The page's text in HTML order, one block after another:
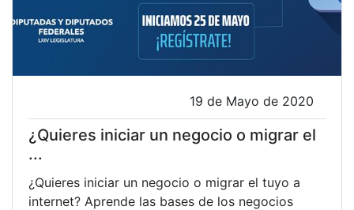
19 de Mayo de 2020
¿Quieres iniciar un negocio o migrar el
...
¿Quieres iniciar un negocio o migrar el tuyo a
internet? Aprende las bases de los negocios